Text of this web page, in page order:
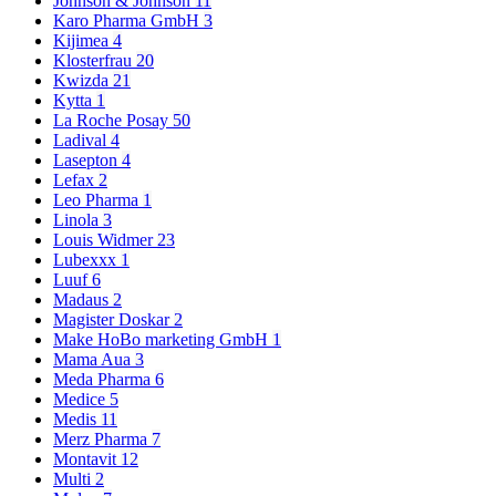
Karo Pharma GmbH 3
Kijimea 4
Klosterfrau 20
Kwizda 21
Kytta 1
La Roche Posay 50
Ladival 4
Lasepton 4
Lefax 2
Leo Pharma 1
Linola 3
Louis Widmer 23
Lubexxx 1
Luuf6
Madaus 2
Magister Doskar 2
Make HoBo marketing GmbH 1
Mama Aua 3
Meda Pharma 6
Medice 5
Medis 11
Merz Pharma 7
Montavit 12
Multi 2